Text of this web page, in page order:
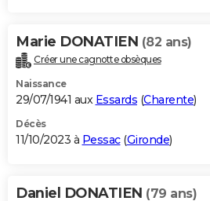
Marie DONATIEN (82 ans)
Créer une cagnotte obsèques
Naissance
29/07/1941 aux Essards (Charente)
Décès
11/10/2023 à Pessac(Gironde)
Daniel DONATIEN (79 ans)